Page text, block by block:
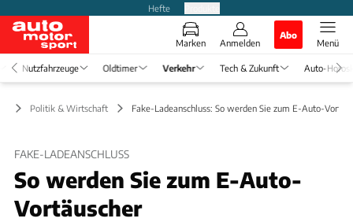
Hefte
Marken Anmelden
Abo
Menü
Nutzfahrzeuge Oldtimer Verkehr Tech & Zukunft Auto-
Politik & Wirtschaft Fake-Ladeanschluss: So werden Sie zum E-Auto-
FAKE-LADEANSCHLUSS
So werden Sie zum E-Auto-
Vortäuscher